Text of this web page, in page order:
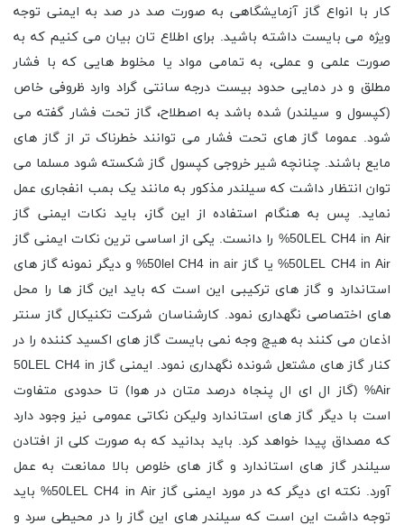
کار با انواع گاز آزمایشگاهی به صورت صد در صد به ایمنی توجه
ویژه می بایست داشته باشید. برای اطلاع تان بیان می کنیم که به
صورت علمی و عملی، به تمامی مواد یا مخلوط هایی که با فشار
مطلق و در دمایی حدود بیست درجه سانتی گراد وارد ظروفی خاص
(کپسول و سیلندر) شده باشد به اصطلاح، گاز تحت فشار گفته می
شود. عموما گاز های تحت فشار می توانند خطرناک تر از گاز های
مایع باشند. چنانچه شیر خروجی کپسول گاز شکسته شود مسلما می
توان انتظار داشت که سیلندر مذکور به مانند یک بمب انفجاری عمل
نماید. پس به هنگام استفاده از این گاز، باید نکات ایمنی گاز
50LEL CH4 in Air% را دانست. یکی از اساسی ترین نکات ایمنی گاز
50LEL CH4 in Air% یا گاز 50lel CH4 in air% و دیگر نمونه گاز های
استاندارد و گاز های ترکیبی این است که باید این گاز ها را محل
های اختصاصی نگهداری نمود. کارشناسان شرکت تکنیکال گاز سنتر
اذعان می کنند به هیچ وجه نمی بایست گاز های اکسید کننده را در
کنار گاز های مشتعل شونده نگهداری نمود. ایمنی گاز 50LEL CH4 in
Air% (گاز ال ای ال پنجاه درصد متان در هوا) تا حدودی متفاوت
است با دیگر گاز های استاندارد ولیکن نکاتی عمومی نیز وجود دارد
که مصداق پیدا خواهد کرد. باید بدانید که به صورت کلی از افتادن
سیلندر گاز های استاندارد و گاز های خلوص بالا ممانعت به عمل
آورد. نکته ای دیگر که در مورد ایمنی گاز 50LEL CH4 in Air% باید
توجه داشت این است که سیلندر های این گاز را در محیطی سرد و